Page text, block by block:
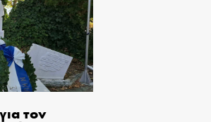
τον